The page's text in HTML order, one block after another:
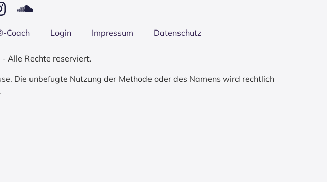
Coach Log­in Impres­sum Daten­schutz
Alle Rechte reserviert.
Die unbefugte Nutzung der Methode oder des Namens wird rechtlich